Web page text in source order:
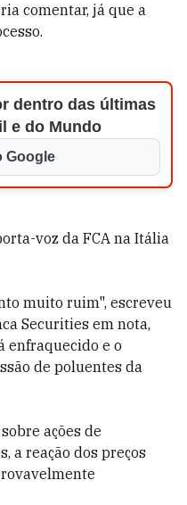
comentar, já que a
dentro das últimas
e do Mundo
Google
voz da FCA na Itália
muito ruim", escreveu
Securities em nota,
enfraquecido e o
de poluentes da
ações de
a reação dos preços